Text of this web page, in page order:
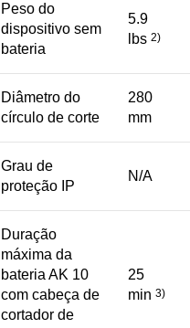
Peso do
dispositivo sem
bateria
5.9
lbs 2)
Diâmetro do
círculo de corte
280
mm
Grau de
proteção IP
N/A
Duração
máxima da
bateria AK 10
com cabeça de
cortador de
25
min 3)